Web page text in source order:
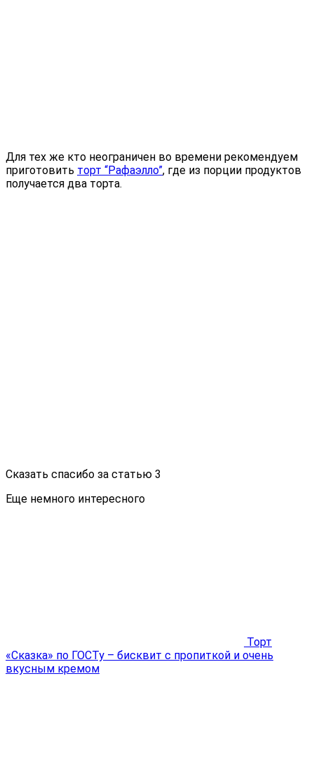
Для тех же кто неограничен во времени рекомендуем
приготовить торт “Рафаэлло”, где из порции продуктов
получается два торта.
Сказать спасибо за статью 3
Еще немного интересного
Торт
«Сказка» по ГОСТу – бисквит с пропиткой и очень
вкусным кремом